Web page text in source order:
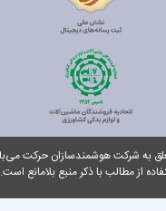
از مطالب با ذکر منبع بلامانع است.